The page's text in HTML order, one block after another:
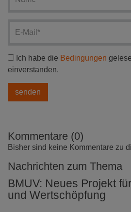
Ich habe die Bedingungen
einverstanden.
Kommentare (0)
Bisher sind keine Kommentare zu
Nachrichten zum Thema
BMUV: Neues Projekt
und Wertschöpfung